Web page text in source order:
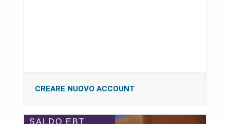
CREARE NUOVO ACCOUNT
SALDO EBT